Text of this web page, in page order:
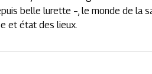
belle lurette –, le monde de la
et état des lieux.